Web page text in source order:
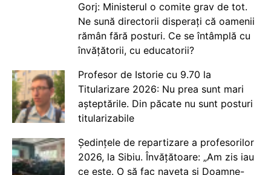
Gorj: Ministerul o comite grav de tot.
Ne sună directorii disperați că oamenii
rămân fără posturi. Ce se întâmplă cu
învățătorii, cu educatorii?
Profesor de Istorie cu 9.70 la
Titularizare 2026: Nu prea sunt mari
așteptările. Din păcate nu sunt posturi
titularizabile
Ședințele de repartizare a profesorilor
2026, la Sibiu. Învățătoare: „Am zis iau
ce este. O să fac naveta și Doamne-